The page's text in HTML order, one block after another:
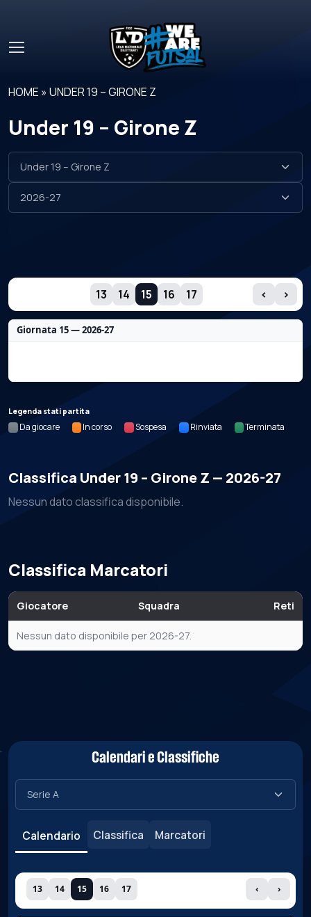
HOME »UNDER 19 – GIRONE Z
Under 19 – Girone Z
13 14 15 16 17 ‹ ›
Giornata 15 — 2026-27
Legenda stati partita
Da giocare In corso Sospesa Rinviata Terminata
Classifica Under 19 – Girone Z — 2026-27
Nessun dato classifica disponibile.
Classifica Marcatori
Giocatore Squadra Reti
Nessun dato disponibile per 2026-27.
Calendari e Classifiche
Calendario Classifica Marcatori
13 14 15 16 17 ‹ ›